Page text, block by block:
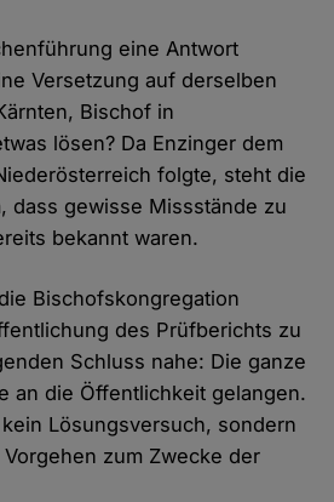
eine Antwort
Versetzung auf derselben
Bischof in
lösen? Da Enzinger dem
folgte, steht die
dass gewisse Missstände zu
bekannt waren.
Bischofskongregation
des Prüfberichts zu
Schluss nahe: Die ganze
an die Öffentlichkeit gelangen.
Lösungsversuch, sondern
zum Zwecke der